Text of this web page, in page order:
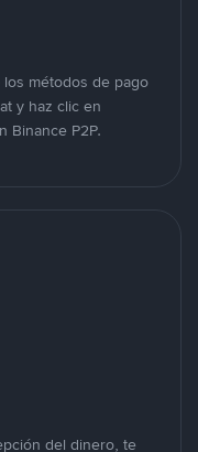
métodos de pago
y haz clic en
Binance P2P.
del dinero, te